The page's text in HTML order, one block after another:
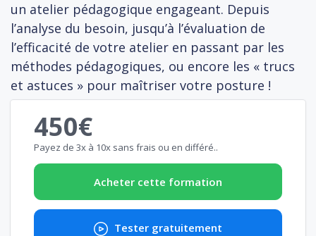
un atelier pédagogique engageant. Depuis
l’analyse du besoin, jusqu’à l’évaluation de
l’efficacité de votre atelier en passant par les
méthodes pédagogiques, ou encore les « trucs
et astuces » pour maîtriser votre posture !
450€
Payez de 3x à 10x sans frais ou en différé..
Acheter cette formation
Tester gratuitement